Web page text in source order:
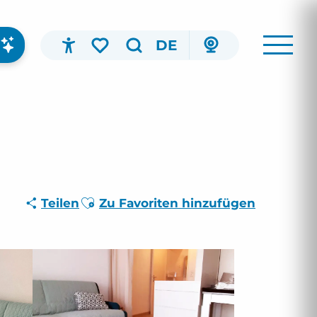
DE
Teilen Ajouter aux favoris
Zu Favoriten hinzufügen